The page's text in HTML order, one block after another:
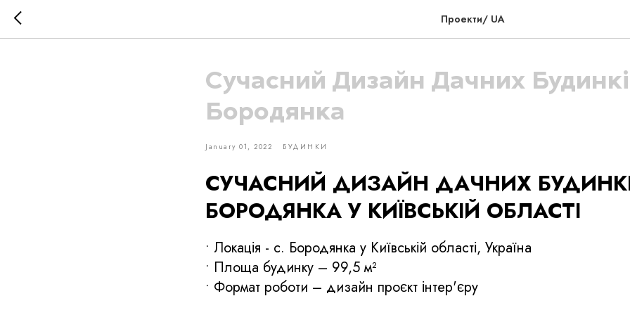
Проекти/ UA
Сучасний Дизайн Дачних
Бородянка
January 01, 2022 БУДИНКИ
СУЧАСНИЙ ДИЗАЙН ДАЧНИХ
БОРОДЯНКА У КИЇВСЬКІЙ ОБЛАСТІ
• Локація - с. Бородянка у Київській області, Україна
• Площа будинку – 99,5 м²
• Формат роботи – дизайн проєкт інтер'єру